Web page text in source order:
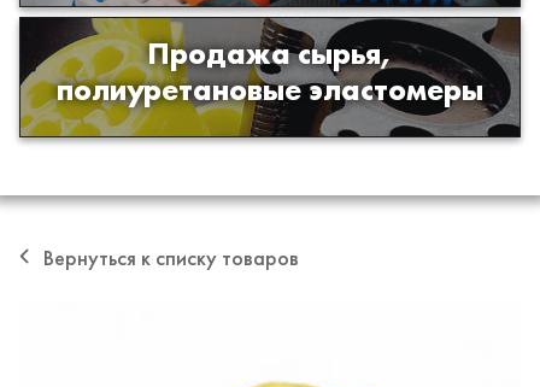
Продажа сырья,
полиуретановые эластомеры
Продажа сырья для производства
изделий из полиуретана
Вернуться к списку товаров